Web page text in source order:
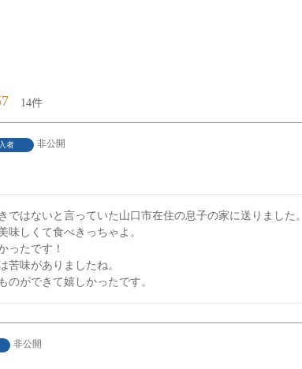
14
者
非公開
ではないと言っていた山口市在住の息子の家に送りました。
味しくて食べきっちゃよ。
ったです！
苦味がありましたね。
非公開